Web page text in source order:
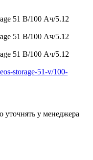
storage-51-v/100-
уточнять у менеджера